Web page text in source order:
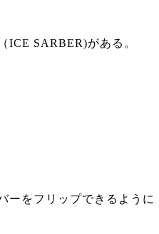
ICE SARBER)がある。
ーをフリップできるように